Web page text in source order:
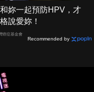
妳一起預防HPV，才
說愛妳！
癌症基金會
Recommended by